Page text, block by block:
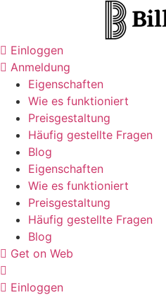
springen
Einloggen
Anmeldung
Eigenschaften
Wie es funktioniert
Preisgestaltung
Häufig gestellte Fragen
Blog
Eigenschaften
Wie es funktioniert
Preisgestaltung
Häufig gestellte Fragen
Blog
Get on Web
Einloggen